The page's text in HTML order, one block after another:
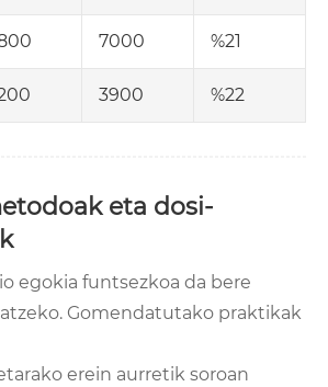
7000 %21
3900 %22
eta dosi-
egokia funtsezkoa da bere
Gomendatutako praktikak
erein aurretik soroan